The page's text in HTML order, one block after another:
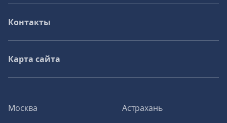
Москва
Астрахань
Контакты
Карта сайта